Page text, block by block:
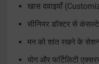
खास दवाइयाँ
सीनियर डॉक्टर से
मन को शांत रखने के
योग और फर्टिलिटी